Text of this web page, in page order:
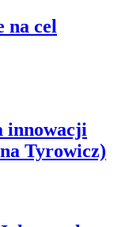
na cel
innowacji
Tyrowicz)